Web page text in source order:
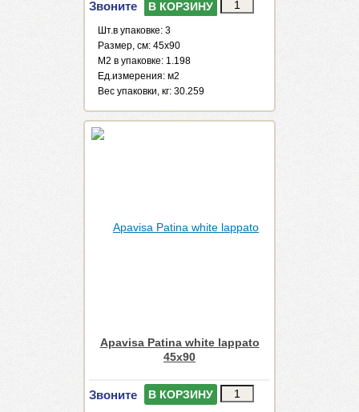
Звоните В КОРЗИНУ
Шт.в упаковке: 3
Размер, см: 45x90
М2 в упаковке: 1.198
Ед.измерения: м2
Веc упаковки, кг: 30.259
Apavisa Patina white lappato
45x90
Звоните В КОРЗИНУ